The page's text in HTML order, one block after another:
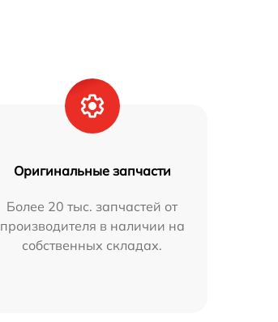
Оригинальные запчасти
Более 20 тыс. запчастей от
производителя в наличии на
собственных складах.